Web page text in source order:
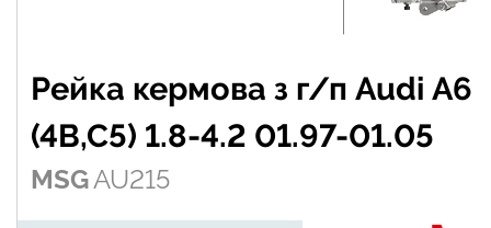
Рейка кермова з г/п Audi A6
(4B,C5) 1.8-4.2 01.97-01.05
MSGAU215